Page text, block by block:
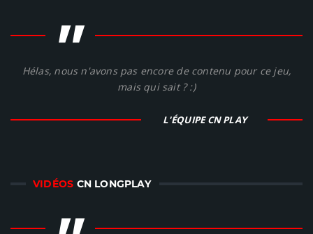
"
Hélas, nous n'avons pas encore de contenu pour ce jeu,
mais qui sait ? :)
L'ÉQUIPE CN PLAY
VIDÉOS CN LONGPLAY